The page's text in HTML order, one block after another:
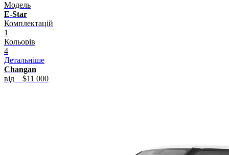
Модель
E-Star
Комплектацій
1
Кольорів
4
Детальніше
Changan
від
$11 000